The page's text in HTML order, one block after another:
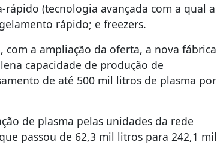
(tecnologia avançada com a qual a
rápido; e freezers.
a ampliação da oferta, a nova fábrica
capacidade de produção de
de até 500 mil litros de plasma por
de plasma pelas unidades da rede
passou de 62,3 mil litros para 242,1 mil